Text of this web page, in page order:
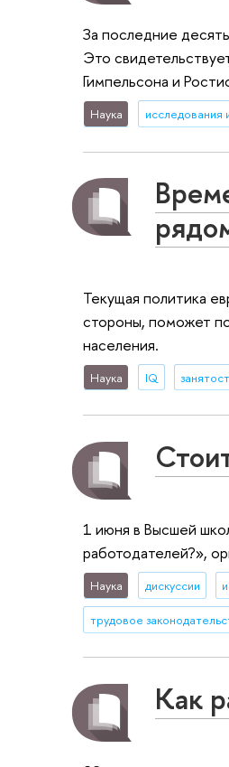
За последние
Это
Гимпельсона и
Наука исследования
Текущая политика
стороны, поможет
населения.
Наука IQ
1 июня в Высшей
работодателей?»,
Наука дискуссии
трудовое
Как